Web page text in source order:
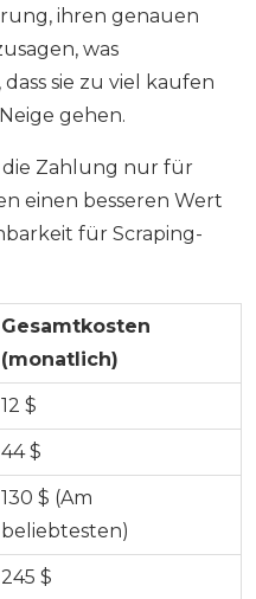
ihren genauen
was
sie zu viel kaufen
gehen.
die Zahlung nur für
einen besseren Wert
für Scraping-
Gesamtkosten
(monatlich)
12 $
44 $
130 $ (Am
beliebtesten)
245 $